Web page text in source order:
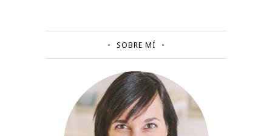
SOBRE MÍ